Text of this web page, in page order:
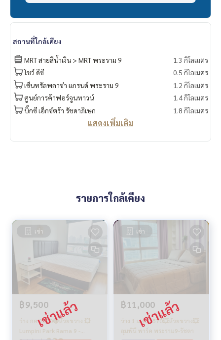
สถานที่ใกล้เคียง
MRT สายสีน้ำเงิน > MRT พระราม 9
1.3 กิโลเมตร
โชว์ ดีซี
0.5 กิโลเมตร
เซ็นทรัลพลาซ่า แกรนด์ พระราม 9
1.2 กิโลเมตร
ศูนย์การค้าฟอร์จูนทาวน์
1.4 กิโลเมตร
บิ๊กซี เอ็กซ์ตร้า รัชดาภิเษก
1.8 กิโลเมตร
แสดงเพิ่มเติม
รายการใกล้เคียง
เช่า
฿9,500
ว่าง กค 2570🔴ห้วยขวาง 💥
Lumpini Park Rama 9 -
เช่า
฿11,000
ว่าง 1 ม.ค. 2570💥ห้วยขวาง💥
ลุมพินี พาร์ค พระราม9-รัชดา